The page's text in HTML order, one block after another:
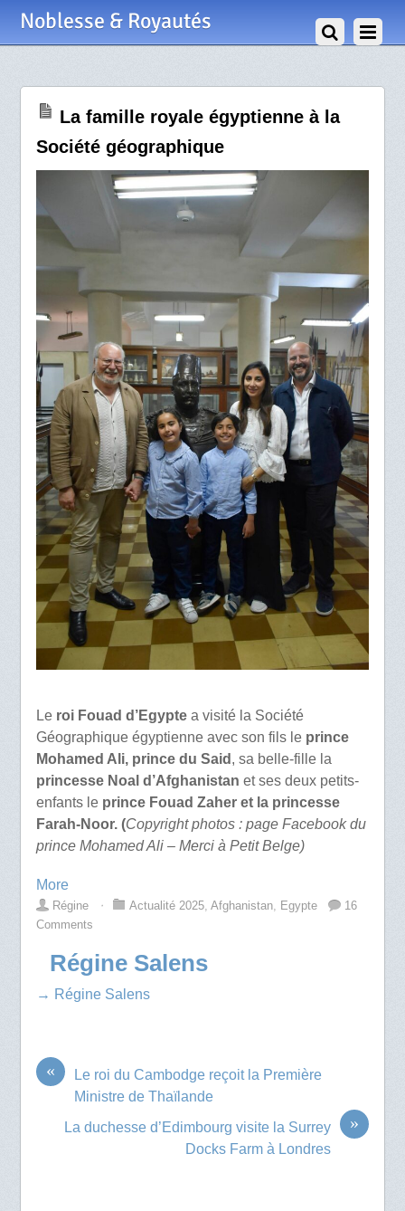
Noblesse & Royautés
La famille royale égyptienne à la
Société géographique
Le roi Fouad d’Egyptea visité la Société
Géographique égyptienne avec son fils le prince
Mohamed Ali, prince du Said , sa belle-fille la
princesse Noal d’Afghanistan et ses deux petits-
enfants le prince Fouad Zaher et la princesse
Farah-Noor. (Copyright photos : page Facebook du
prince Mohamed Ali – Merci à Petit Belge)
More
Régine ⋅ Actualité 2025, Afghanistan, Egypte
16
Comments
Régine Salens
→ Régine Salens
«
Le roi du Cambodge reçoit la Première
Ministre de Thaïlande
»
La duchesse d’Edimbourg visite la Surrey
Docks Farm à Londres